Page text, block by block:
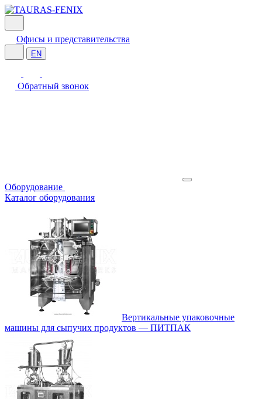
Офисы и представительства
EN
Обратный звонок
Оборудование
Каталог оборудования
Вертикальные упаковочные
машины для сыпучих продуктов — ПИТПАК